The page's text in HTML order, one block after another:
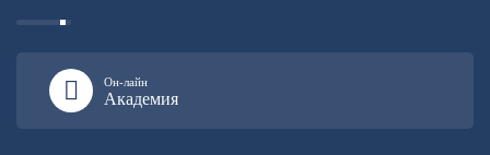
Он-лайн
Академия